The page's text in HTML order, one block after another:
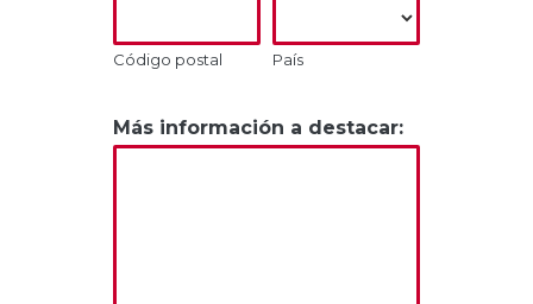
Código postal País
Más información a destacar: